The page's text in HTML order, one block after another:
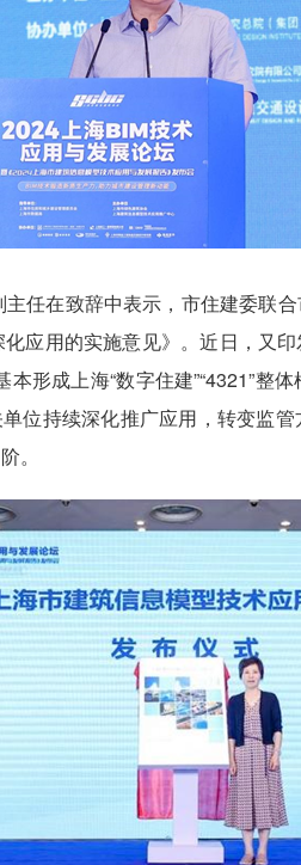
在致辞中表示，市住建委联
应用的实施意见》。近日，又
形成上海“数字住建”“4321”整
位持续深化推广应用，转变监
。